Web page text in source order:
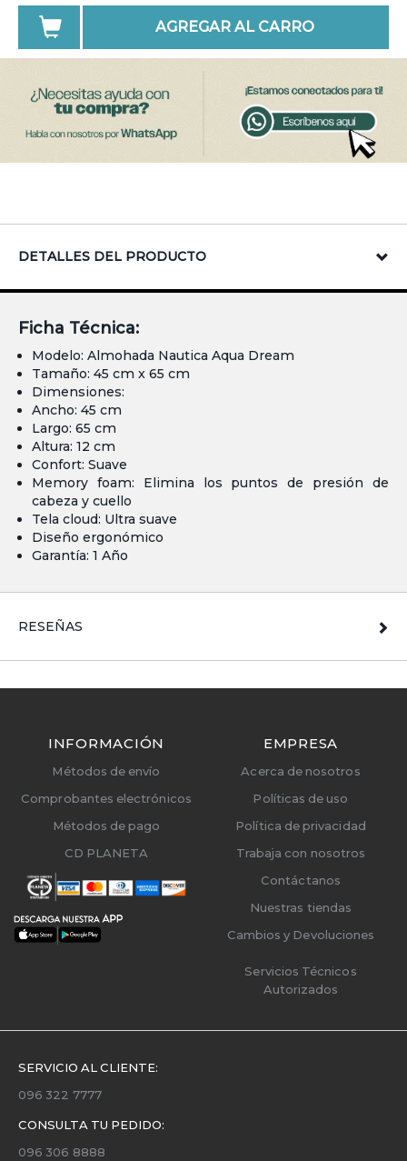
AGREGAR AL CARRO
DETALLES DEL PRODUCTO
Ficha Técnica:
Modelo: Almohada Nautica Aqua Dream
Tamaño: 45 cm x 65 cm
Dimensiones:
Ancho: 45 cm
Largo: 65 cm
Altura: 12 cm
Confort: Suave
Memory foam: Elimina los puntos de presión de
cabeza y cuello
Tela cloud: Ultra suave
Diseño ergonómico
Garantía: 1 Año
RESEÑAS
INFORMACIÓN
Métodos de envío
Comprobantes electrónicos
Métodos de pago
CD PLANETA
EMPRESA
Acerca de nosotros
Políticas de uso
Política de privacidad
Trabaja con nosotros
Contáctanos
Nuestras tiendas
Cambios y Devoluciones
Servicios Técnicos
Autorizados
SERVICIO AL CLIENTE:
096 322 7777
CONSULTA TU PEDIDO:
096 306 8888